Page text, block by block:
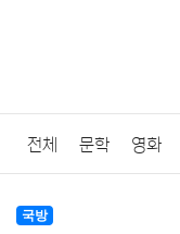
전체 문학 영화
법률
국방